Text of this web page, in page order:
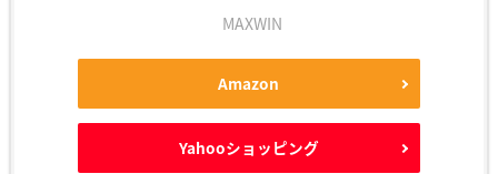
MAXWIN
Amazon
Yahooショッピング